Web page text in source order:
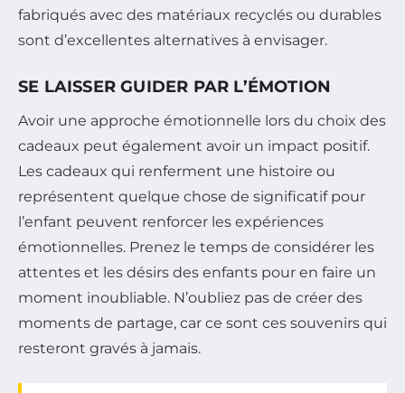
fabriqués avec des matériaux recyclés ou durables
sont d’excellentes alternatives à envisager.
SE LAISSER GUIDER PAR L’ÉMOTION
Avoir une approche émotionnelle lors du choix des
cadeaux peut également avoir un impact positif.
Les cadeaux qui renferment une histoire ou
représentent quelque chose de significatif pour
l’enfant peuvent renforcer les expériences
émotionnelles. Prenez le temps de considérer les
attentes et les désirs des enfants pour en faire un
moment inoubliable. N’oubliez pas de créer des
moments de partage, car ce sont ces souvenirs qui
resteront gravés à jamais.